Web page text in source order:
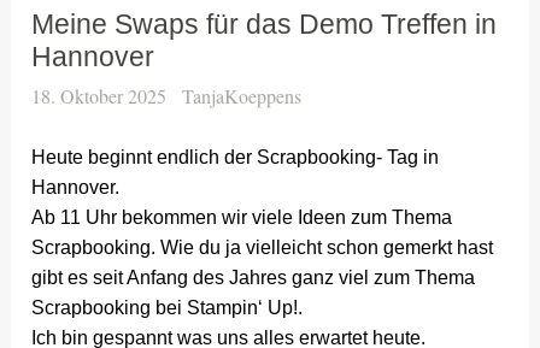
Meine Swaps für das Demo Treffen in
Hannover
18. Oktober 2025 TanjaKoeppens
Heute beginnt endlich der Scrapbooking- Tag in
Hannover.
Ab 11 Uhr bekommen wir viele Ideen zum Thema
Scrapbooking. Wie du ja vielleicht schon gemerkt hast
gibt es seit Anfang des Jahres ganz viel zum Thema
Scrapbooking bei Stampin‘ Up!.
Ich bin gespannt was uns alles erwartet heute.